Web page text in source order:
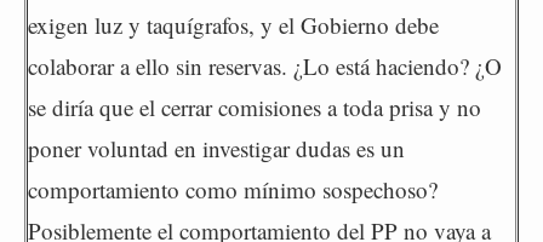
exigen luz y taquígrafos, y el Gobierno debe
colaborar a ello sin reservas. ¿Lo está haciendo? ¿O
se diría que el cerrar comisiones a toda prisa y no
poner voluntad en investigar dudas es un
comportamiento como mínimo sospechoso?
Posiblemente el comportamiento del PP no vaya a